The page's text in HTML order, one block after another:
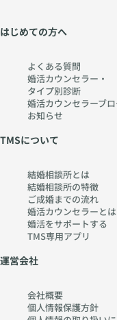
はじめての方へ
よくある質問
婚活カウンセラー・
タイプ別診断
婚活カウンセラーブ
お知らせ
TMSについて
結婚相談所とは
結婚相談所の特徴
ご成婚までの流れ
婚活カウンセラーとは
婚活をサポートする
TMS専用アプリ
運営会社
会社概要
個人情報保護方針